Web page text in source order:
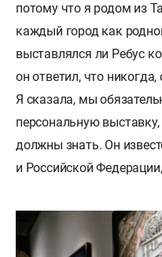
потому что я родом из
каждый город как
выставлялся ли Ребус
он ответил, что
Я сказала, мы
персональную
должны знать. Он
и Российской